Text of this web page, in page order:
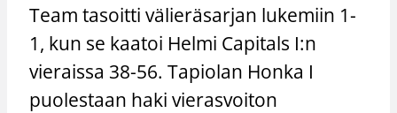
Team tasoitti välieräsarjan lukemiin 1-
1, kun se kaatoi Helmi Capitals I:n
vieraissa 38-56. Tapiolan Honka I
puolestaan haki vierasvoiton